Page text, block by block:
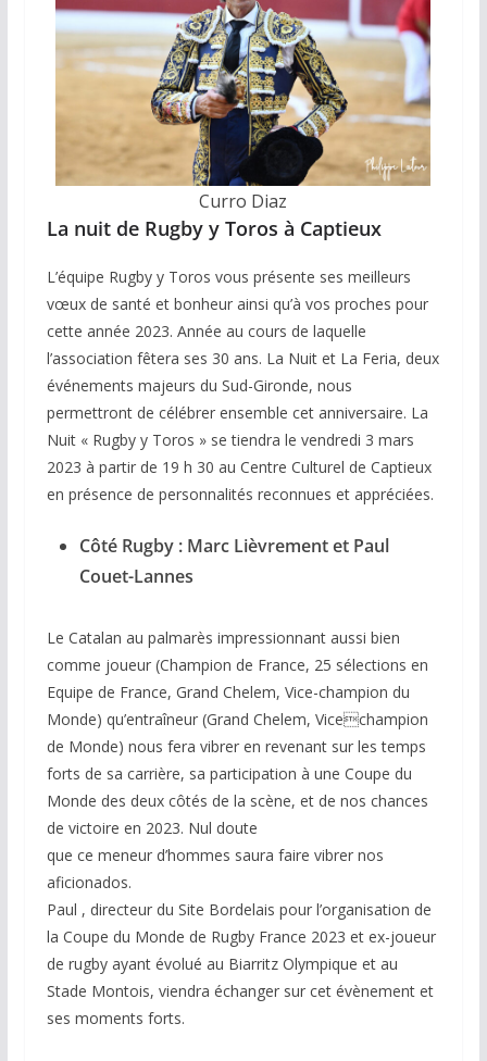
Curro Diaz
La nuit de Rugby y Toros à Captieux
L’équipe Rugby y Toros vous présente ses meilleurs
vœux de santé et bonheur ainsi qu’à vos proches pour
cette année 2023. Année au cours de laquelle
l’association fêtera ses 30 ans. La Nuit et La Feria, deux
événements majeurs du Sud-Gironde, nous
permettront de célébrer ensemble cet anniversaire. La
Nuit « Rugby y Toros » se tiendra le vendredi 3 mars
2023 à partir de 19 h 30 au Centre Culturel de Captieux
en présence de personnalités reconnues et appréciées.
Côté Rugby : Marc Lièvrement et Paul
Couet-Lannes
Le Catalan au palmarès impressionnant aussi bien
comme joueur (Champion de France, 25 sélections en
Equipe de France, Grand Chelem, Vice-champion du
Monde) qu’entraîneur (Grand Chelem, Vicechampion
de Monde) nous fera vibrer en revenant sur les temps
forts de sa carrière, sa participation à une Coupe du
Monde des deux côtés de la scène, et de nos chances
de victoire en 2023. Nul doute
que ce meneur d’hommes saura faire vibrer nos
aficionados.
Paul , directeur du Site Bordelais pour l’organisation de
la Coupe du Monde de Rugby France 2023 et ex-joueur
de rugby ayant évolué au Biarritz Olympique et au
Stade Montois, viendra échanger sur cet évènement et
ses moments forts.